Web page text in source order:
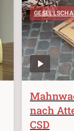
nach
CSD